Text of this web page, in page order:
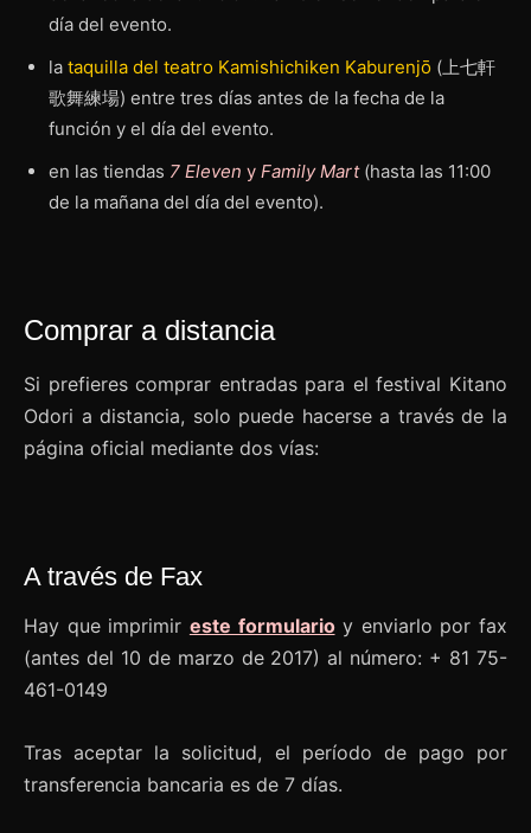
día del evento.
la taquilla del teatro Kamishichiken Kaburenjō (上七軒
歌舞練場) entre tres días antes de la fecha de la
función y el día del evento.
en las tiendas 7 Eleven y Family Mart(hasta las 11:00
de la mañana del día del evento).
Comprar a distancia
Si prefieres comprar entradas para el festival Kitano
Odori a distancia, solo puede hacerse a través de la
página oficial mediante dos vías:
A través de Fax
Hay que imprimir este formularioy enviarlo por fax
(antes del 10 de marzo de 2017) al número: + 81 75-
461-0149
Tras aceptar la solicitud, el período de pago por
transferencia bancaria es de 7 días.